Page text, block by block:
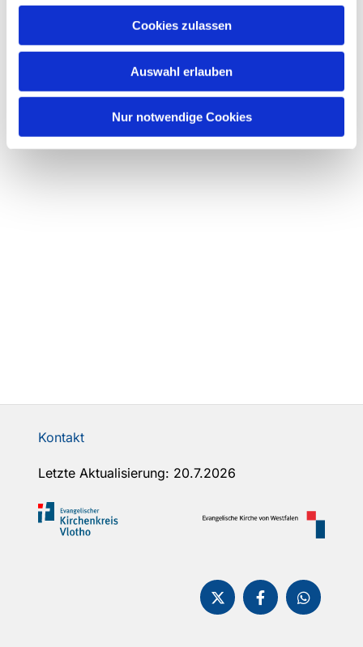
Cookies zulassen
Auswahl erlauben
Nur notwendige Cookies
Kontakt
Letzte Aktualisierung: 20.7.2026